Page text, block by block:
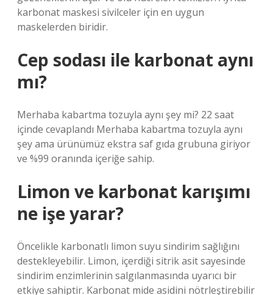
karbonat maskesi sivilceler için en uygun
maskelerden biridir.
Cep sodası ile karbonat aynı
mı?
Merhaba kabartma tozuyla aynı şey mi? 22 saat
içinde cevaplandı Merhaba kabartma tozuyla aynı
şey ama ürünümüz ekstra saf gıda grubuna giriyor
ve %99 oranında içeriğe sahip.
Limon ve karbonat karışımı
ne işe yarar?
Öncelikle karbonatlı limon suyu sindirim sağlığını
destekleyebilir. Limon, içerdiği sitrik asit sayesinde
sindirim enzimlerinin salgılanmasında uyarıcı bir
etkiye sahiptir. Karbonat mide asidini nötrleştirebilir